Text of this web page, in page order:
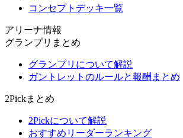
コンセプトデッキ一覧
アリーナ情報
グランプリまとめ
グランプリについて解説
ガントレットのルールと報酬まとめ
2Pickまとめ
2Pickについて解説
おすすめリーダーランキング